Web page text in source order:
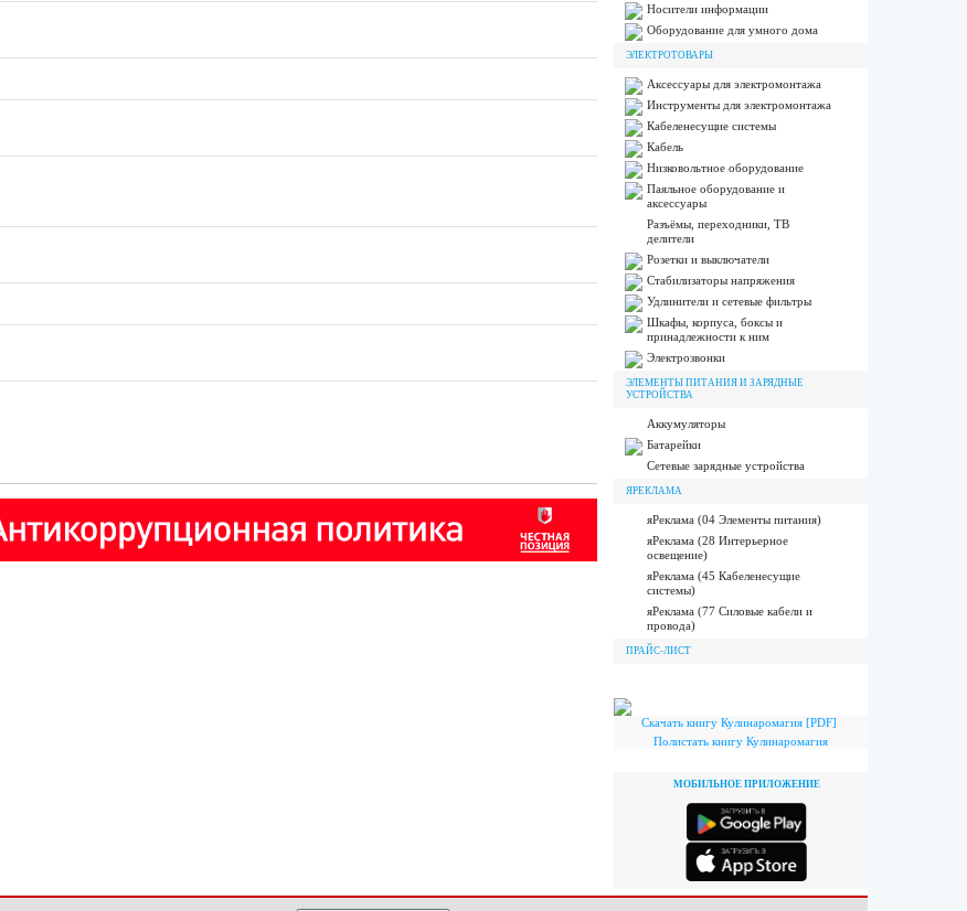
Носители информации
Оборудование для умного дома
ЭЛЕКТРОТОВАРЫ
Аксессуары для электромонтажа
Инструменты для электромонтажа
Кабеленесущие системы
Кабель
Низковольтное оборудование
Паяльное оборудование и
аксессуары
Разъёмы, переходники, ТВ
делители
Розетки и выключатели
Стабилизаторы напряжения
Удлинители и сетевые фильтры
Шкафы, корпуса, боксы и
принадлежности к ним
Электрозвонки
ЭЛЕМЕНТЫ ПИТАНИЯ И ЗАРЯДНЫЕ
УСТРОЙСТВА
Аккумуляторы
Батарейки
Сетевые зарядные устройства
ЯРЕКЛАМА
яРеклама (04 Элементы питания)
яРеклама (28 Интерьерное
освещение)
яРеклама (45 Кабеленесущие
системы)
яРеклама (77 Силовые кабели и
провода)
ПРАЙС-ЛИСТ
Скачать книгу Кулинаромагия [PDF]
Полистать книгу Кулинаромагия
МОБИЛЬНОЕ ПРИЛОЖЕНИЕ